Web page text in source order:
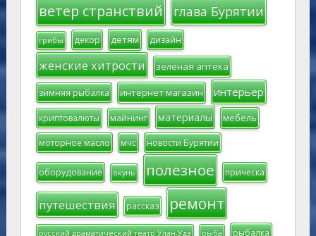
ветер странствий глава Бурятии
грибы декор детям дизайн
женские хитрости зеленая аптека
зимняя рыбалка интернет магазин интерьер
криптовалюты майнинг материалы мебель
моторное масло мчс новости Бурятии
оборудование окунь полезное прическа
путешествия рассказ ремонт
русский драматический театр Улан-Удэ рыба рыбалка